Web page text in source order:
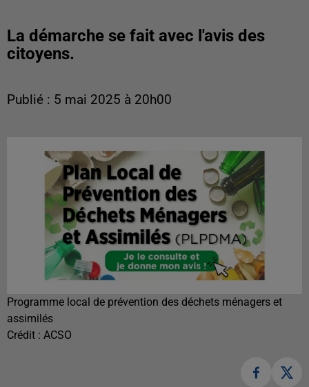
La démarche se fait avec l'avis des
citoyens.
Publié : 5 mai 2025 à 20h00
Programme local de prévention des déchets ménagers et
assimilés
Crédit : ACSO